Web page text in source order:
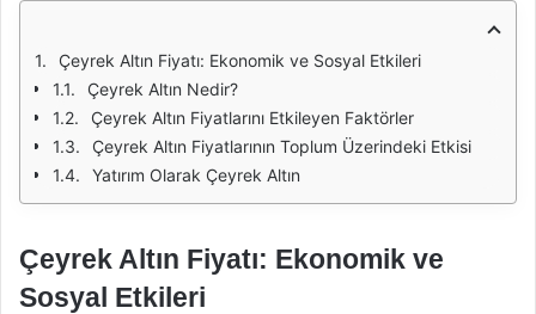
Çeyrek Altın Fiyatı: Ekonomik ve Sosyal Etkileri
Çeyrek Altın Nedir?
Çeyrek Altın Fiyatlarını Etkileyen Faktörler
Çeyrek Altın Fiyatlarının Toplum Üzerindeki Etkisi
Yatırım Olarak Çeyrek Altın
Çeyrek Altın Fiyatı: Ekonomik ve
Sosyal Etkileri